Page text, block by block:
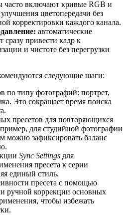
часто включают кривые RGB и
цветопередачи без
корректировки каждого канала.
автоматические
сразу привести кадр к
и чистоте без перегрузки
следующие шаги:
по типу фотографий: портрет,
Это сокращает время поиска
пресетов для повторяющихся
для студийной фотографии
можно зафиксировать баланс
Sync Settings для
пресета к серии
единый стиль.
пресета с помощью
ручной коррекции основных
чтобы избежать